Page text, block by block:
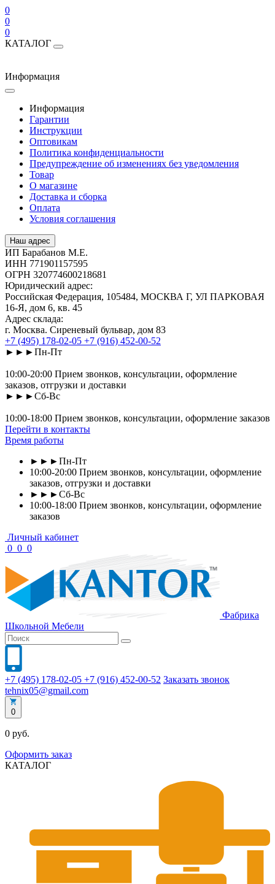
0
0
0
КАТАЛОГ
Информация
Информация
Гарантии
Инструкции
Оптовикам
Политика конфиденциальности
Предупреждение об изменениях без уведомления
Товар
О магазине
Доставка и сборка
Оплата
Условия соглашения
Наш адрес
ИП Барабанов М.Е.
ИНН 771901157595
ОГРН 320774600218681
Юридический адрес:
Российская Федерация, 105484, МОСКВА Г, УЛ ПАРКОВАЯ
16-Я, дом 6, кв. 45
Адрес склада:
г. Москва. Сиреневый бульвар, дом 83
+7 (495) 178-02-05 +7 (916) 452-00-52
►►►Пн-Пт
10:00-20:00 Прием звонков, консультации, оформление
заказов, отгрузки и доставки
►►►Сб-Вс
10:00-18:00 Прием звонков, консультации, оформление заказов
Перейти в контакты
Время работы
►►►Пн-Пт
10:00-20:00 Прием звонков, консультации, оформление
заказов, отгрузки и доставки
►►►Сб-Вс
10:00-18:00 Прием звонков, консультации, оформление
заказов
Личный кабинет
0 0 0
Фабрика
Школьной Мебели
+7 (495) 178-02-05 +7 (916) 452-00-52 Заказать звонок
tehnix05@gmail.com
0
0 руб.
Оформить заказ
КАТАЛОГ